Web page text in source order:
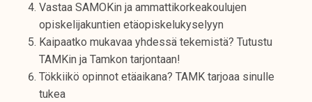
Vastaa SAMOKin ja ammattikorkeakoulujen
opiskelijakuntien etäopiskelukyselyyn
Kaipaatko mukavaa yhdessä tekemistä? Tutustu
TAMKin ja Tamkon tarjontaan!
Tökkiikö opinnot etäaikana? TAMK tarjoaa sinulle
tukea